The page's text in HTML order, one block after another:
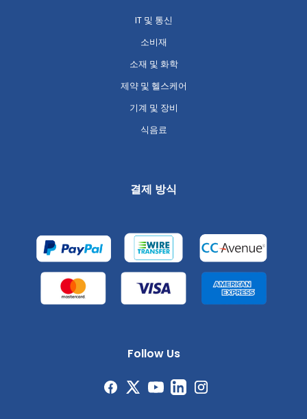
IT 및 통신
소비재
소재 및 화학
제약 및 헬스케어
기계 및 장비
식음료
결제 방식
Follow Us